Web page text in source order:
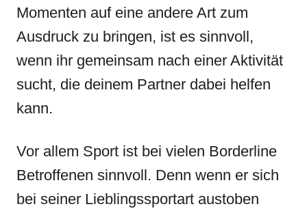
Momenten auf eine andere Art zum
Ausdruck zu bringen, ist es sinnvoll,
wenn ihr gemeinsam nach einer Aktivität
sucht, die deinem Partner dabei helfen
kann.
Vor allem Sport ist bei vielen Borderline
Betroffenen sinnvoll. Denn wenn er sich
bei seiner Lieblingssportart austoben